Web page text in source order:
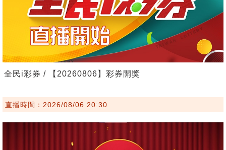
全民i彩券 / 【20260806】彩券開獎
直播時間：2026/08/06 20:30